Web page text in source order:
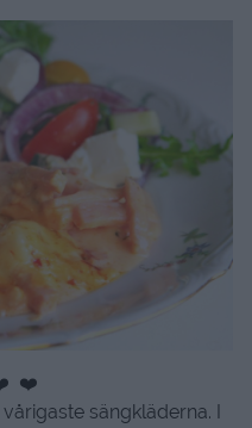
❤️
sängkläderna. I